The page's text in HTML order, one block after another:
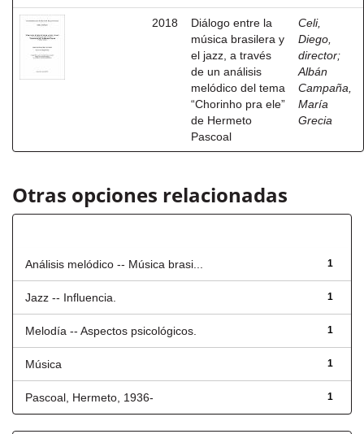
2018
Diálogo entre la
música brasilera y
el jazz, a través
de un análisis
melódico del tema
“Chorinho pra ele”
de Hermeto
Pascoal
Celi,
Diego,
director;
Albán
Campaña,
María
Grecia
Otras opciones relacionadas
1
Análisis melódico -- Música brasi...
1
Jazz -- Influencia.
1
Melodía -- Aspectos psicológicos.
1
Música
1
Pascoal, Hermeto, 1936-